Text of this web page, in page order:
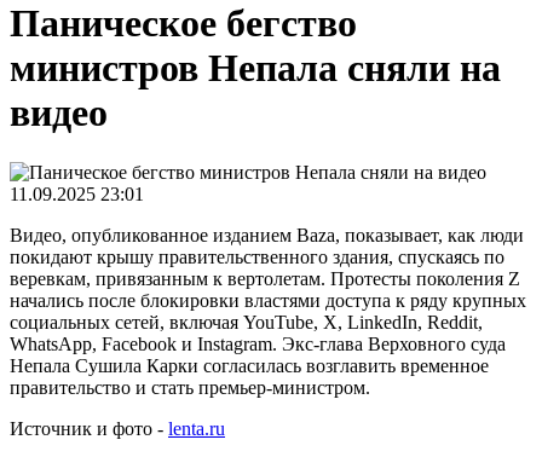
Паническое бегство
министров Непала сняли на
видео
11.09.2025 23:01
Видео, опубликованное изданием Baza, показывает, как люди
покидают крышу правительственного здания, спускаясь по
веревкам, привязанным к вертолетам. Протесты поколения Z
начались после блокировки властями доступа к ряду крупных
социальных сетей, включая YouTube, X, LinkedIn, Reddit,
WhatsApp, Facebook и Instagram. Экс-глава Верховного суда
Непала Сушила Карки согласилась возглавить временное
правительство и стать премьер-министром.
Источник и фото - lenta.ru